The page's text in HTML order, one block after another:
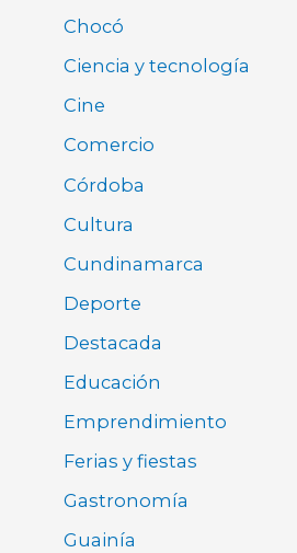
Chocó
Ciencia y tecnología
Cine
Comercio
Córdoba
Cultura
Cundinamarca
Deporte
Destacada
Educación
Emprendimiento
Ferias y fiestas
Gastronomía
Guainía